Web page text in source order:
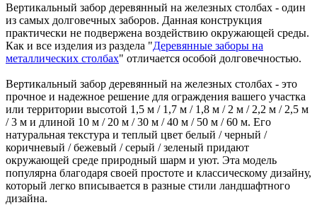
Вертикальный забор деревянный на железных столбах - один
из самых долговечных заборов. Данная конструкция
практически не подвержена воздействию окружающей среды.
Как и все изделия из раздела "Деревянные заборы на
металлических столбах" отличается особой долговечностью.
Вертикальный забор деревянный на железных столбах - это
прочное и надежное решение для ограждения вашего участка
или территории высотой 1,5 м / 1,7 м / 1,8 м / 2 м / 2,2 м / 2,5 м
/ 3 м и длиной 10 м / 20 м / 30 м / 40 м / 50 м / 60 м. Его
натуральная текстура и теплый цвет белый / черный /
коричневый / бежевый / серый / зеленый придают
окружающей среде природный шарм и уют. Эта модель
популярна благодаря своей простоте и классическому дизайну,
который легко вписывается в разные стили ландшафтного
дизайна.